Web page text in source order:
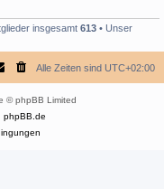
insgesamt 613 • Unser
Alle Zeiten sind UTC+02:00
© phpBB Limited
phpBB.de